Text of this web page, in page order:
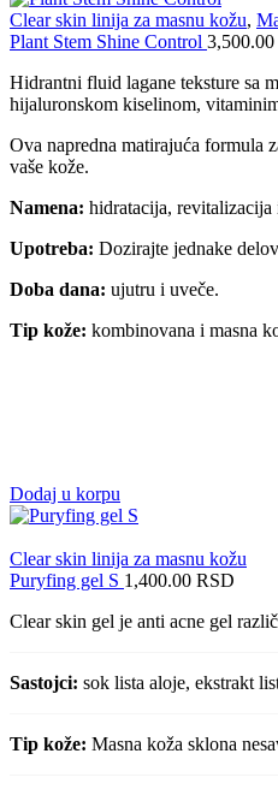
Clear skin linija za masnu kožu,
Plant Stem Shine Control 3,500.00
Hidrantni fluid lagane teksture sa
hijaluronskom kiselinom,
Ova napredna matirajuća formula
vaše kože.
Namena: hidratacija, revitalizacija
Upotreba: Dozirajte jednake
Doba dana: ujutru i uveče.
Tip kože: kombinovana i masna
Dodaj u korpu
Clear skin linija za masnu kožu
Puryfing gel S 1,400.00 RSD
Clear skin gel je anti acne gel
Sastojci: sok lista aloje, ekstrakt
Tip kože: Masna koža sklona